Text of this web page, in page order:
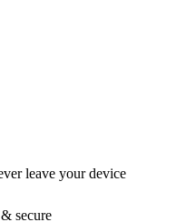
leave your device
secure